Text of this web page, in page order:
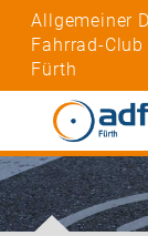
Allgemeiner
Fahrrad-
Fürth